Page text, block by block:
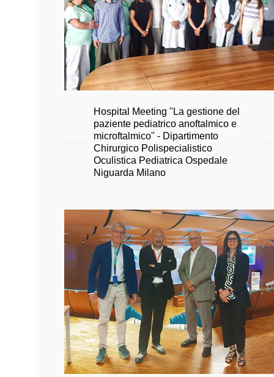
Hospital Meeting "La gestione del
paziente pediatrico anoftalmico e
microftalmico" - Dipartimento
Chirurgico Polispecialistico
Oculistica Pediatrica Ospedale
Niguarda Milano